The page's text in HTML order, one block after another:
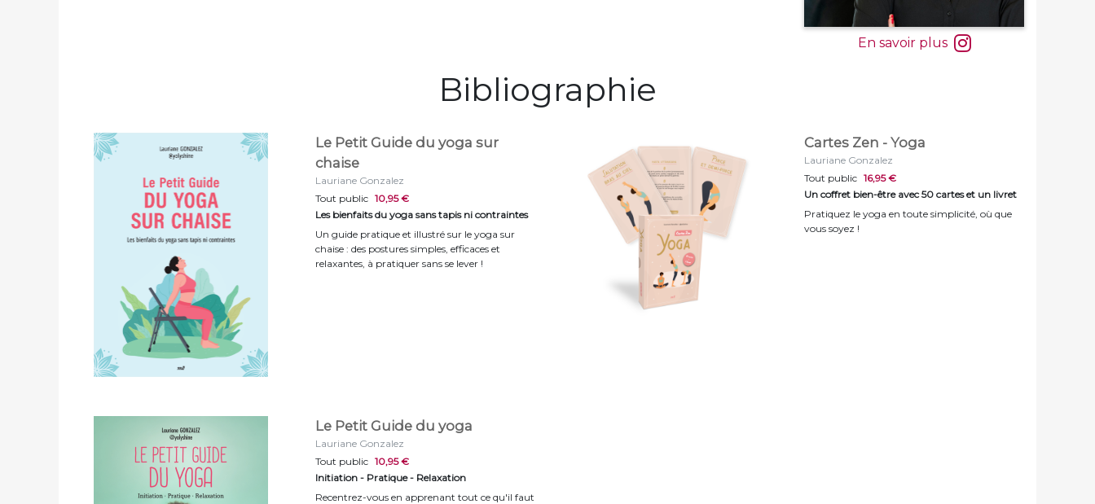
En savoir plus
Bibliographie
Le Petit Guide du yoga sur
chaise
Lauriane Gonzalez
Tout public 10,95 €
Les bienfaits du yoga sans tapis ni contraintes
Un guide pratique et illustré sur le yoga sur
chaise : des postures simples, efficaces et
relaxantes, à pratiquer sans se lever !
Cartes Zen - Yoga
Lauriane Gonzalez
Tout public 16,95 €
Un coffret bien-être avec 50 cartes et un livret
Pratiquez le yoga en toute simplicité, où que
vous soyez !
Le Petit Guide du yoga
Lauriane Gonzalez
Tout public 10,95 €
Initiation - Pratique - Relaxation
Recentrez-vous en apprenant tout ce qu'il faut